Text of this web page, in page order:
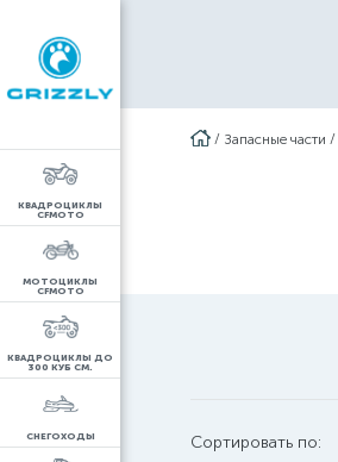
КВАДРОЦИКЛЫ
CFMOTO
МОТОЦИКЛЫ
CFMOTO
КВАДРОЦИКЛЫ ДО
300 КУБ СМ.
СНЕГОХОДЫ
/ Запасные части /
Сортировать по: